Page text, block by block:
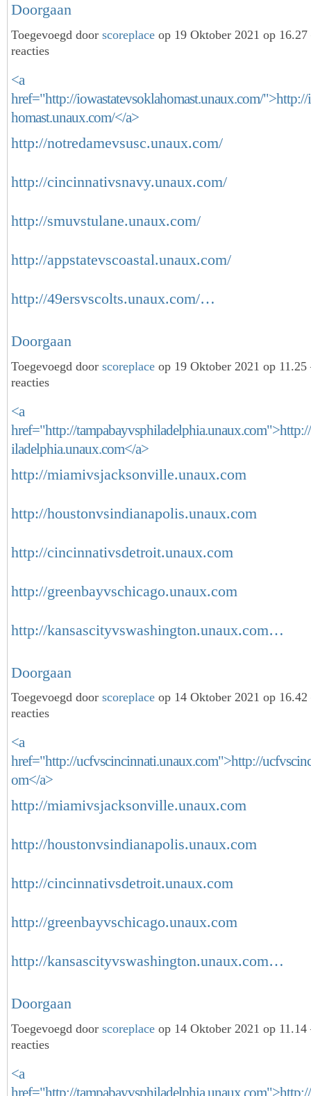
Doorgaan
Toegevoegd door scoreplace op 19 Oktober 2021 op
reacties
<a
href="http://iowastatevsoklahomast.unaux.com/">http://
homast.unaux.com/</a>
http://notredamevsusc.unaux.com/
http://cincinnativsnavy.unaux.com/
http://smuvstulane.unaux.com/
http://appstatevscoastal.unaux.com/
http://49ersvscolts.unaux.com/…
Doorgaan
Toegevoegd door scoreplace op 19 Oktober 2021 op
reacties
<a
href="http://
iladelphia.unaux.com</a>
http://miamivsjacksonville.unaux.com
http://houstonvsindianapolis.unaux.com
http://cincinnativsdetroit.unaux.com
http://greenbayvschicago.unaux.com
http://kansascityvswashington.unaux.com…
Doorgaan
Toegevoegd door scoreplace op 14 Oktober 2021 op
reacties
<a
href="http://ucfvscincinnati.unaux.com">http://
om</a>
http://miamivsjacksonville.unaux.com
http://houstonvsindianapolis.unaux.com
http://cincinnativsdetroit.unaux.com
http://greenbayvschicago.unaux.com
http://kansascityvswashington.unaux.com…
Doorgaan
Toegevoegd door scoreplace op 14 Oktober 2021 op
reacties
<a
href="http://